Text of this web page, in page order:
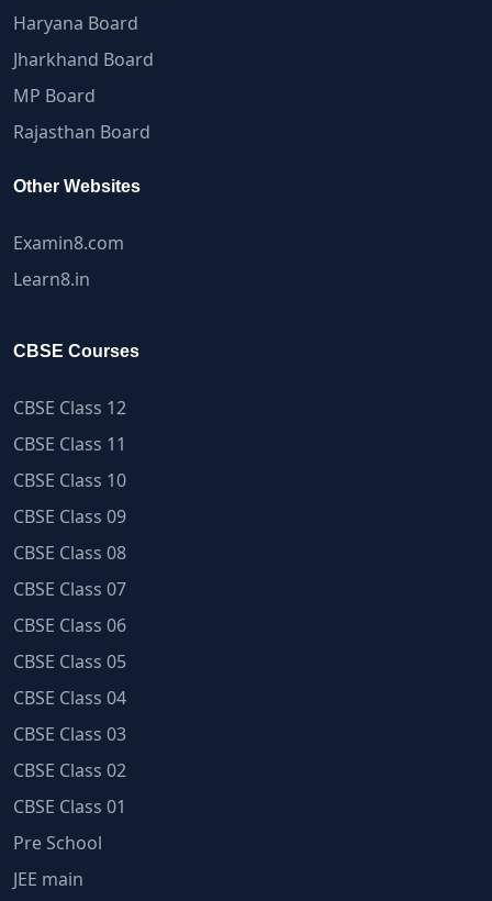
Haryana Board
Jharkhand Board
MP Board
Rajasthan Board
Other Websites
Examin8.com
Learn8.in
CBSE Courses
CBSE Class 12
CBSE Class 11
CBSE Class 10
CBSE Class 09
CBSE Class 08
CBSE Class 07
CBSE Class 06
CBSE Class 05
CBSE Class 04
CBSE Class 03
CBSE Class 02
CBSE Class 01
Pre School
JEE main